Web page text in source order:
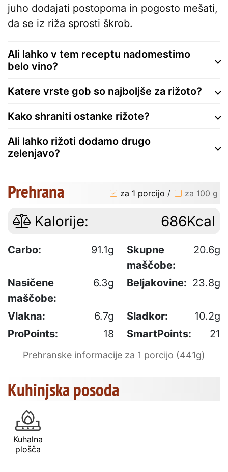
juho dodajati postopoma in pogosto mešati,
da se iz riža sprosti škrob.
Ali lahko v tem receptu nadomestimo
belo vino?
Katere vrste gob so najboljše za rižoto?
Kako shraniti ostanke rižote?
Ali lahko rižoti dodamo drugo
zelenjavo?
Prehrana za 1 porcijo / za 100 g
Kalorije: 686Kcal
Carbo: 91.1g
Skupne
maščobe:
20.6g
Nasičene
maščobe:
6.3g Beljakovine: 23.8g
Vlakna: 6.7g Sladkor:
10.2g
ProPoints:
18 SmartPoints: 21
Prehranske informacije za 1 porcijo (441g)
Kuhinjska posoda
Kuhalna
plošča